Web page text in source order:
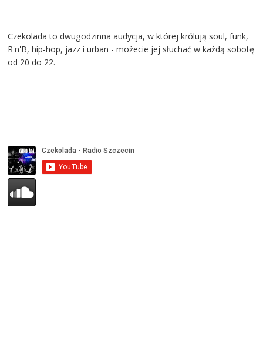
Czekolada to dwugodzinna audycja, w której królują soul, funk,
R'n'B, hip-hop, jazz i urban - możecie jej słuchać w każdą sobotę
od 20 do 22.